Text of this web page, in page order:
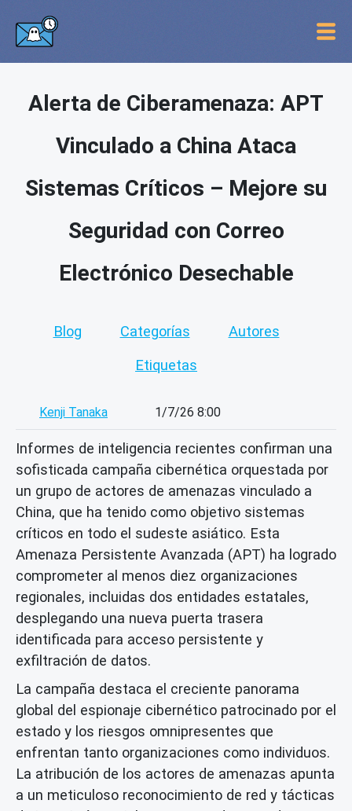
Alerta de Ciberamenaza: APT
Vinculado a China Ataca
Sistemas Críticos – Mejore su
Seguridad con Correo
Electrónico Desechable
Blog Categorías Autores
Etiquetas
Kenji Tanaka 1/7/26 8:00
Informes de inteligencia recientes confirman una
sofisticada campaña cibernética orquestada por
un grupo de actores de amenazas vinculado a
China, que ha tenido como objetivo sistemas
críticos en todo el sudeste asiático. Esta
Amenaza Persistente Avanzada (APT) ha logrado
comprometer al menos diez organizaciones
regionales, incluidas dos entidades estatales,
desplegando una nueva puerta trasera
identificada para acceso persistente y
exfiltración de datos.
La campaña destaca el creciente panorama
global del espionaje cibernético patrocinado por el
estado y los riesgos omnipresentes que
enfrentan tanto organizaciones como individuos.
La atribución de los actores de amenazas apunta
a un meticuloso reconocimiento de red y tácticas